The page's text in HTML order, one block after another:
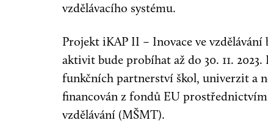
vzdělávacího systému.
Projekt iKAP II – Inovace ve vzdělávání
aktivit bude probíhat až do 30. 11.
funkčních partnerství škol, univerzit a
financován z fondů EU
vzdělávání (MŠMT).